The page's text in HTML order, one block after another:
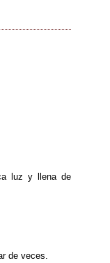
luz y llena de
de veces.